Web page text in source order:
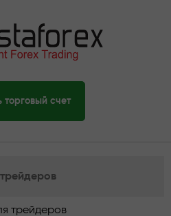
торговый счет
трейдеров